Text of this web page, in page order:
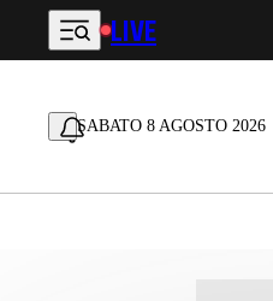
Vai al contenuto principale
LIVE
SABATO 8 AGOSTO 2026